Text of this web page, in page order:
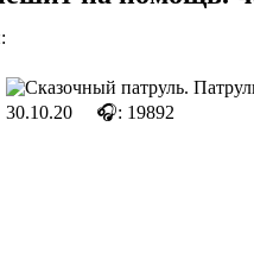
30.10.20
🎧: 19892